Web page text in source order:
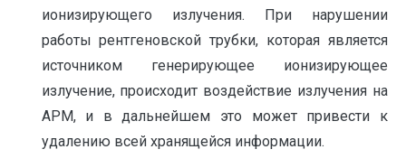
ионизирующего излучения. При нарушении
работы рентгеновской трубки, которая является
источником генерирующее ионизирующее
излучение, происходит воздействие излучения на
АРМ, и в дальнейшем это может привести к
удалению всей хранящейся информации.